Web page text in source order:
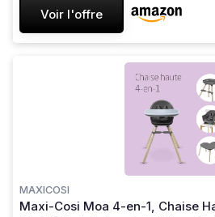
Voir l'offre
MAXICOSI
Maxi-Cosi Moa 4-en-1, Chaise